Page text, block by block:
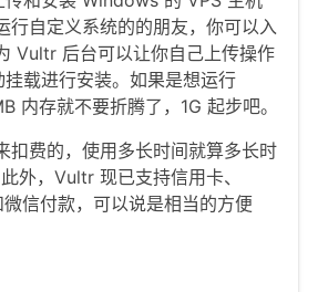
行自定义系统的的朋友，你可以入
Vultr 后台可以让你自己上传操作
载进行安装。如果是想运行
内存就不要折腾了，1G 起步吧。
扣费的，使用多长时间就算多长时
外，Vultr 现已支持信用卡、
信付款，可以说是相当的方便